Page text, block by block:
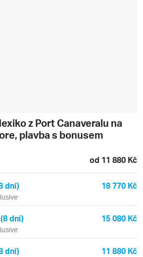
z Port Canaveralu na
plavba s bonusem
od 11 880 Kč
dní) 18 770 Kč
dní) 15 080 Kč
dní) 11 880 Kč